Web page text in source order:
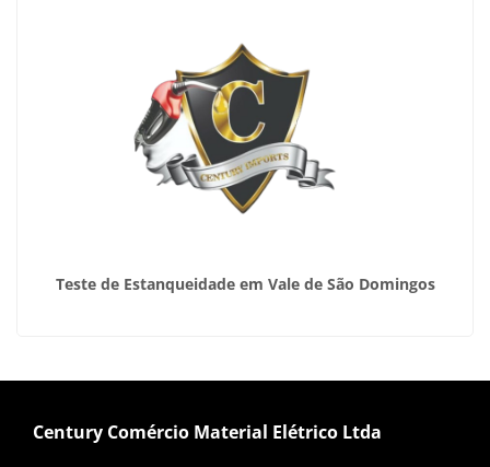
Teste de Estanqueidade em Vale de São Domingos
Century Comércio Material Elétrico Ltda